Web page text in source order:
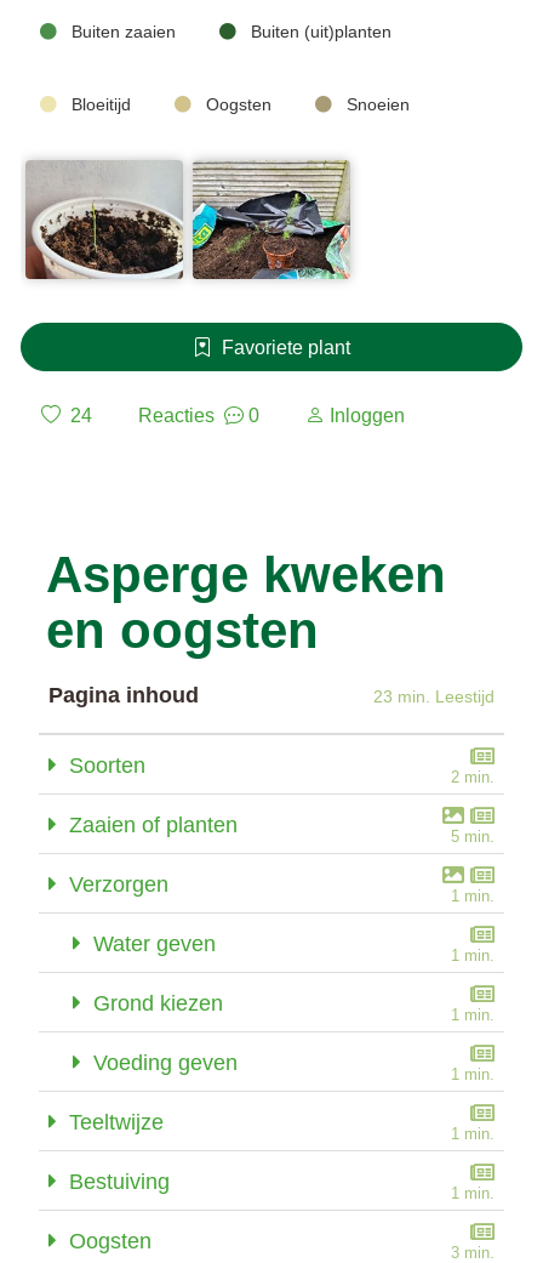
Buiten zaaien Buiten (uit)planten
Bloeitijd Oogsten Snoeien
Favoriete plant
24 Reacties 0 Inloggen
Asperge kweken
en oogsten
Pagina inhoud 23 min. Leestijd
Soorten 2 min.
Zaaien of planten 5 min.
Verzorgen 1 min.
Water geven 1 min.
Grond kiezen 1 min.
Voeding geven 1 min.
Teeltwijze 1 min.
Bestuiving 1 min.
Oogsten 3 min.